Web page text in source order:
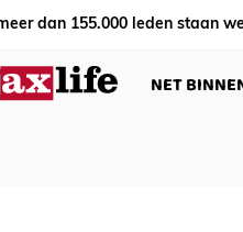
dan 155.000 leden staan
NET